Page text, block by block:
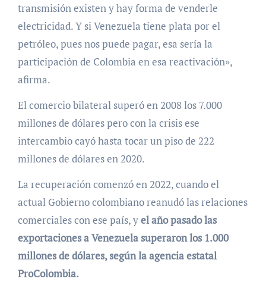
transmisión existen y hay forma de venderle
electricidad. Y si Venezuela tiene plata por el
petróleo, pues nos puede pagar, esa sería la
participación de Colombia en esa reactivación»,
afirma.
El comercio bilateral superó en 2008 los 7.000
millones de dólares pero con la crisis ese
intercambio cayó hasta tocar un piso de 222
millones de dólares en 2020.
La recuperación comenzó en 2022, cuando el
actual Gobierno colombiano reanudó las relaciones
comerciales con ese país, yel año pasado las
exportaciones a Venezuela superaron los 1.000
millones de dólares, según la agencia estatal
ProColombia.